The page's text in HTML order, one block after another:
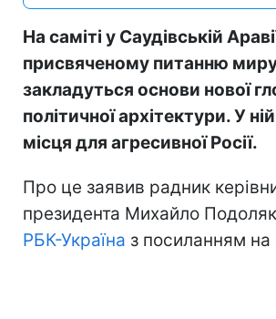
На саміті у Саудівській
присвяченому питанню миру
закладуться основи нової
політичної архітектури. У
місця для агресивної Росії.
Про це заявив радник
президента Михайло
РБК-Україна з посиланням на